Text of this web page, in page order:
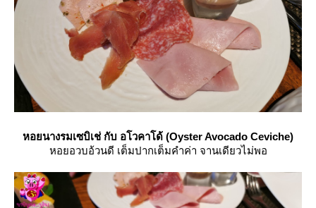
หอยนางรมเซบิเช่ กับ อโวคาโด้ (Oyster Avocado Ceviche)
หอยอวบอ้วนดี เต็มปากเต็มคำค่า จานเดียวไม่พอ